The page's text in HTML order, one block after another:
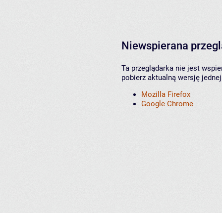
Niewspierana
Ta przeglądarka nie jest
pobierz aktualną wersję
Mozilla Firefox
Google Chrome